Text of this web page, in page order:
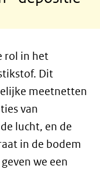
rol in het
Dit
meetnetten
van
lucht, en de
in de bodem
we een